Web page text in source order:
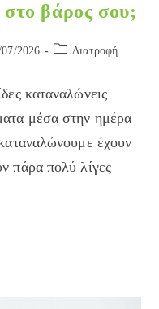
στο βάρος σου;
07/2026
Post Διατροφή
καταναλώνεις
μέσα στην ημέρα
έχουν
πάρα πολύ λίγες